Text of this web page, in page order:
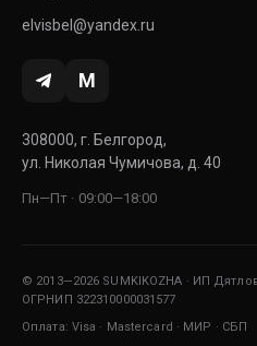
elvisbel@yandex.ru
M
308000, г. Белгород,
ул. Николая Чумичова, д. 40
Пн—Пт · 09:00—18:00
© 2013—2026 SUMKIKOZHA · ИП
ОГРНИП 322310000031577
Оплата: Visa · Mastercard · МИР · СБП